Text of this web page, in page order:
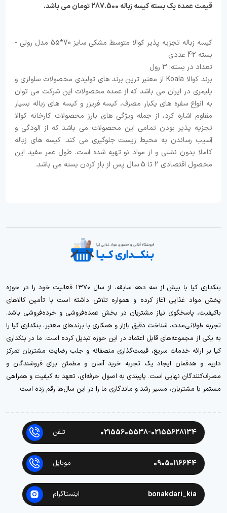
قیمت عمده یک بسته کیسه زباله 287.500 تومان می باشد.
کیسه زباله تجزیه پذیر کوالا متوسط مشکی سایز 70*55 مدل رولی -
بسته 42 عددی
تعداد در بسته: 3 رول
برند کوالا Koala از معتبر ترین برند های تولیدی محصولات سلولزی و
پلیمری در ایران می باشد که از عمده محصولات این شرکت می توان
به انواع سفره های یکبار مصرف، کیسه فریزر و کیسه های زباله بسیار
مقاوم اشاره کرد، از جمله ویژگی های بارز محصولات کارخانه کوالا
تجزیه پذیر بودن تمامی این محصولات می باشد که از آلودگی و
آسیب رساندن به محیط زیست جلوگیری می کند. کیسه های زباله
کاملا بدون نشتی و از مواد نو تهیه شده است. طول عمر مفید این
محصول اقتصادی 2 تا 5 سال پس از باز کردن بسته می باشد.
بنکداری کیا با بیش از سه دهه سابقه، از سال ۱۳۷۰ فعالیت خود را در حوزه
پخش مواد غذایی آغاز کرده و همواره تلاش داشته است با تأمین کالاهای
باکیفیت، پاسخگوی نیاز مشتریان در بخش عمده‌فروشی و خرده‌فروشی باشد.
تجربه طولانی‌مدت، شناخت دقیق بازار و همکاری با برندهای معتبر، بنکداری کیا را
به یکی از مجموعه‌های قابل اعتماد در این حوزه تبدیل کرده است. ما در بنکداری
کیا بر ارائه خدمات سریع، قیمت‌گذاری منصفانه و جلب رضایت مشتریان تمرکز
داریم و هدفمان ایجاد یک تجربه خرید آسان و مطمئن برای فروشندگان و
مصرف‌کنندگان نهایی است. پایبندی به اصول حرفه‌ای، تعهد به کیفیت و همراهی
مستمر با مشتریان، مسیر رشد و ماندگاری ما را در این سال‌ها رقم زده است.
02155605538-02155628134 تلفن
09050116644 موبایل
bonakdari_kia اینستاگرام